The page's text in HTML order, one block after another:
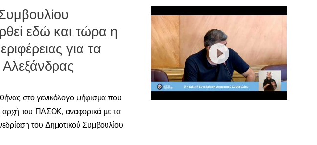
εδώ και τώρα η
για τα
στο γενικόλογο ψήφισμα που
αρχή του ΠΑΣΟΚ, αναφορικά με τα
του Δημοτικού Συμβουλίου